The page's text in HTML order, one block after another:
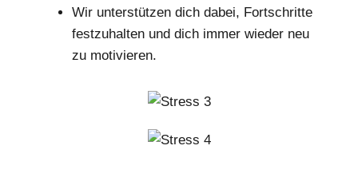
Wir unterstützen dich dabei, Fortschritte
festzuhalten und dich immer wieder neu
zu motivieren.